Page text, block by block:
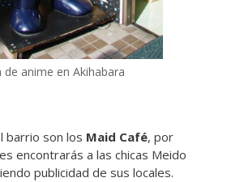
de anime en Akihabara
barrio son los Maid Café, por
encontrarás a las chicas Meido
publicidad de sus locales.